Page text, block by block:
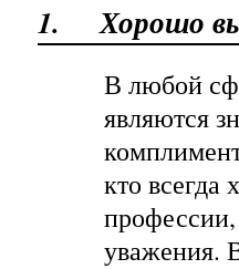
1. Хорошо
В любой
являются
кто всегда
профессии,
уважения.